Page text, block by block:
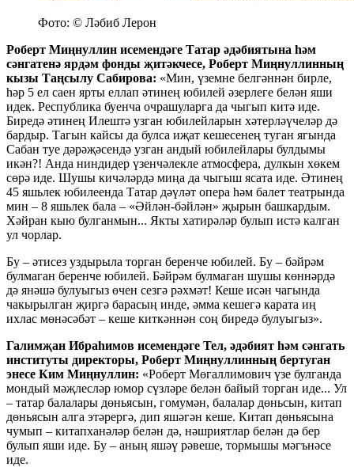
Фото: © Ләбиб Лерон
Роберт Миңнуллин исемендәге Татар әдәбиятына һәм
сәнгатенә ярдәм фонды җитәкчесе, Роберт Миңнуллинның
кызы Таңсылу Сабирова: «Мин, үземне белгәннән бирле,
һәр 5 ел саен ярты еллап әтинең юбилей әзерлеге белән яши
идек. Республика буенча очрашуларга да чыгып китә иде.
Биредә әтинең Илештә узган юбилейларын хәтерләүчеләр дә
бардыр. Тагын кайсы да булса иҗат кешесенең туган ягында
Сабан туе дәрәҗәсендә узган андый юбилейлары булдымы
икән?! Анда ниндидер үзенчәлекле атмосфера, дулкын хөкем
сөрә иде. Шушы кичәләрдә миңа да чыгыш ясата иде. Әтинең
45 яшьлек юбилеенда Татар дәүләт опера һәм балет театрында
мин – 8 яшьлек бала – «Әйлән-бәйлән» җырын башкардым.
Хәйран кыю булганмын... Якты хатирәләр булып истә калган
ул чорлар.
Бу – әтисез уздырыла торган беренче юбилей. Бу – бәйрәм
булмаган беренче юбилей. Бәйрәм булмаган шушы көннәрдә
дә янәшә булуыгыз өчен сезгә рәхмәт! Кеше исән чагында
чакырылган җиргә барасың инде, әмма кешегә карата иң
ихлас мөнәсәбәт – кеше киткәннән соң биредә булуыгыз».
Галимҗан Ибраһимов исемендәге Тел, әдәбият һәм сәнгать
институты директоры, Роберт Миңнуллинның бертуган
энесе Ким Миңнуллин: «Роберт Мөгаллимович үзе булганда
мондый мәҗлесләр юмор сүзләре белән байый торган иде... Ул
– татар балалары дөньясын, гомумән, балалар дөньсын, китап
дөньясын алга этәрергә, дип яшәгән кеше. Китап дөньясына
чумып – китапханәләр белән дә, нәшриятлар белән дә бер
булып яши иде. Бу – аның яшәү рәвеше, тормышы мәгънәсе
иде.